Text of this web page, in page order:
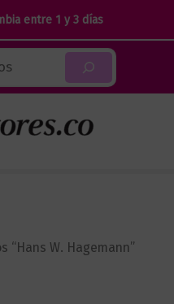
entre 1 y 3 días
W. Hagemann”